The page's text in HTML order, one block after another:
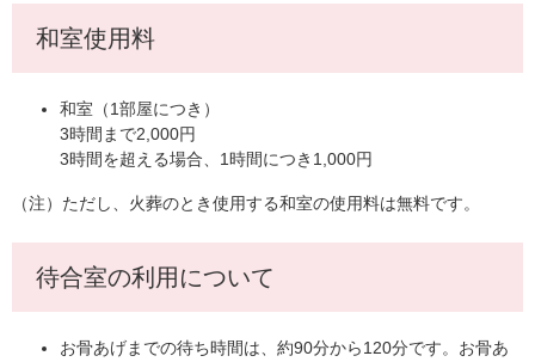
和室使用料
和室（1部屋につき）
3時間まで2,000円
3時間を超える場合、1時間につき1,000円
（注）ただし、火葬のとき使用する和室の使用料は無料です。
待合室の利用について
お骨あげまでの待ち時間は、約90分から120分です。お骨あ